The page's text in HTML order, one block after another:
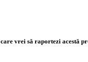
vrei să raportezi acestă